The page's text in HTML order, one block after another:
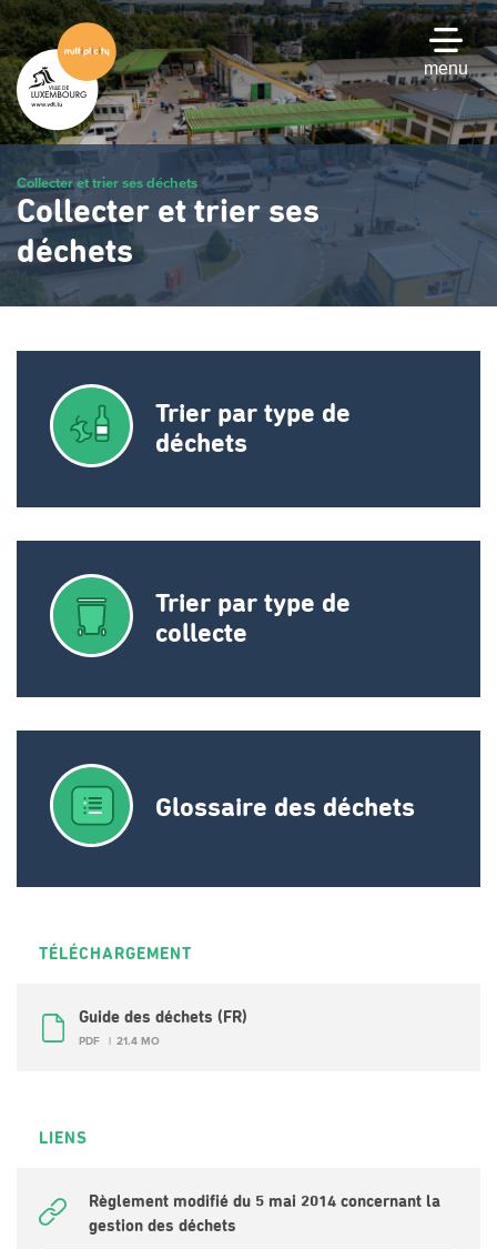
Passer
au
contenu
principal
menu
Collecter et trier ses déchets
Collecter et trier ses
déchets
Trier par type de
déchets
Trier par type de
collecte
Glossaire des déchets
TÉLÉCHARGEMENT
Guide des déchets (FR)
PDF 21.4 MO
LIENS
Règlement modifié du 5 mai 2014 concernant la
gestion des déchets